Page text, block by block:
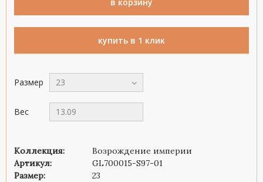
в корзину
купить в 1 клик
Размер 23
Вес 13.09
Коллекция:
Возрождение империи
Артикул:
GL700015-S97-01
Размер:
23